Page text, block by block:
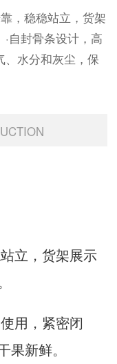
，稳稳站立，货架
自封骨条设计，高
、水分和灰尘，保
立，货架展示
用，紧密闭
新鲜。